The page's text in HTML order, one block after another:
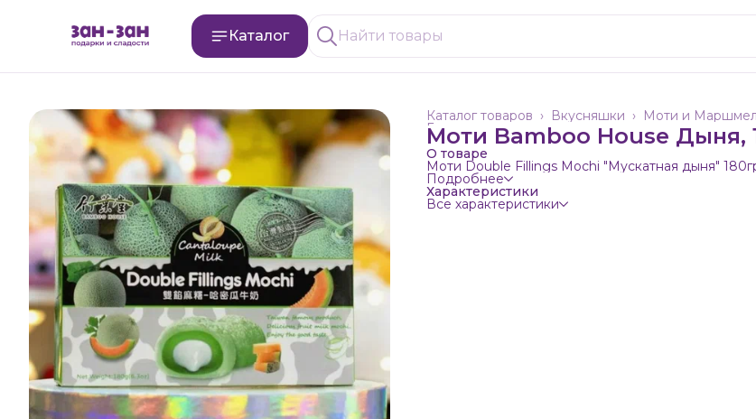
Каталог
Моти и
Вкусняшки ›
Каталог товаров ›
Главная ›
Моти Bamboo House Дыня,
О товаре
Моти Double Fillings Mochi "Мускатная дыня"
Подробнее
Характеристики
Все характеристики